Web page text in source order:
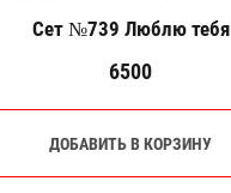
Сет №739 Люблю тебя
6500
ДОБАВИТЬ В КОРЗИНУ